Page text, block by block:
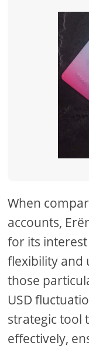
When
accounts,
for its
flexibility and
those
USD
strategic tool
effectively,